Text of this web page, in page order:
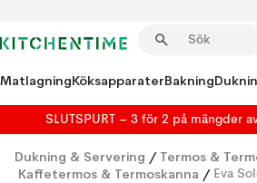
MatlagningKöksapparaterBakning
SLUTSPURT – 3 för 2 på mängder
Dukning & Servering / Termos &
Kaffetermos & Termoskanna / Eva